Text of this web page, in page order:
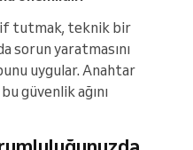
tutmak, teknik bir
sorun yaratmasını
uygular. Anahtar
güvenlik ağını